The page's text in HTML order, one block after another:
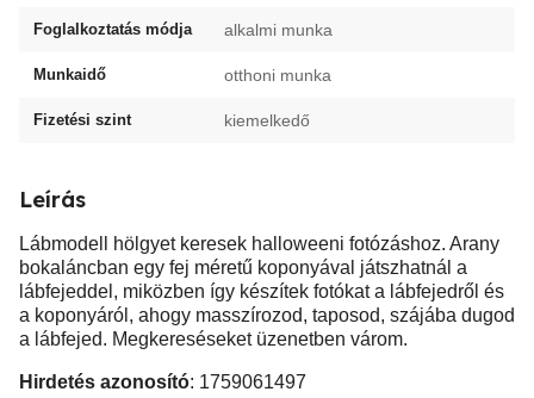
Foglalkoztatás módja alkalmi munka
Munkaidő otthoni munka
Fizetési szint kiemelkedő
Leírás
Lábmodell hölgyet keresek halloweeni fotózáshoz. Arany
bokaláncban egy fej méretű koponyával játszhatnál a
lábfejeddel, miközben így készítek fotókat a lábfejedről és
a koponyáról, ahogy masszírozod, taposod, szájába dugod
a lábfejed. Megkereséseket üzenetben várom.
Hirdetés azonosító: 1759061497